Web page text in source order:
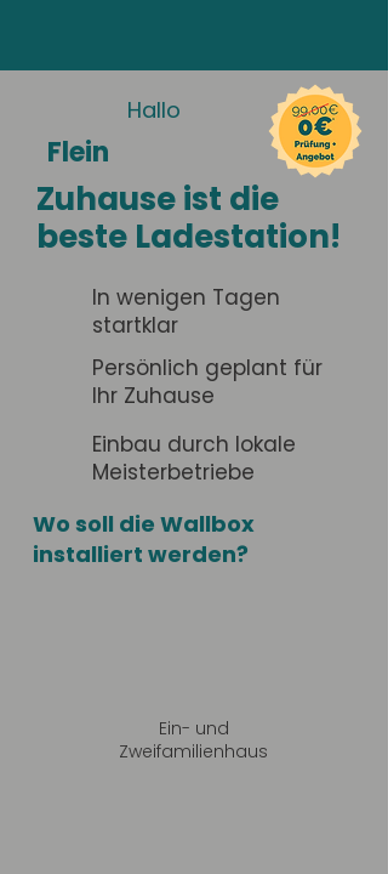
Hallo
Flein
Zuhause ist die
beste Ladestation!
In wenigen Tagen
startklar
Persönlich geplant für
Ihr Zuhause
Einbau durch lokale
Meisterbetriebe
Wo soll die Wallbox
installiert werden?
Ein- und
Zweifamilienhaus